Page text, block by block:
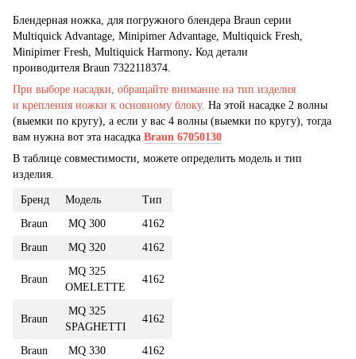
Блендерная ножка, для погружного блендера Braun серии
Multiquick Advantage, Minipimer Advantage, Multiquick Fresh,
Minipimer Fresh, Multiquick Harmony. Код детали
проиводителя Braun 7322118374.
При выборе насадки, обращайте внимание на тип изделия
и крепления ножки к основному блоку. На этой насадке 2 волны
(выемки по кругу), а если у вас 4 волны (выемки по кругу), тогда
вам нужна вот эта насадка Braun 67050130
В таблице совместимости, можете определить модель и тип
изделия.
Бренд Модель
Тип
Braun
MQ 300
4162
Braun
MQ 320 4162
Braun
MQ 325
OMELETTE
4162
Braun
MQ 325
SPAGHETTI
4162
Braun MQ 330
4162